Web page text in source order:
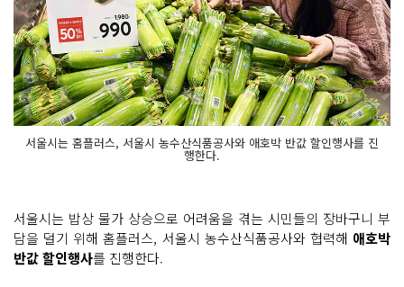
서울시는 홈플러스, 서울시 농수산식품공사와 애호박 반값 할인행사를 진
행한다.
서울시는 밥상 물가 상승으로 어려움을 겪는 시민들의 장바구니 부
담을 덜기 위해 홈플러스, 서울시 농수산식품공사와 협력해 애호박
반값 할인행사를 진행한다.